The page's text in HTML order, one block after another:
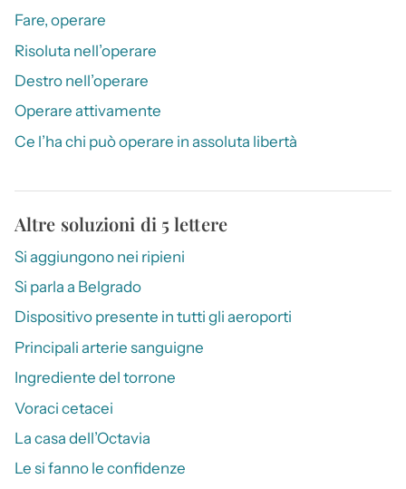
Fare, operare
Risoluta nell’operare
Destro nell’operare
Operare attivamente
Ce l’ha chi può operare in assoluta libertà
Altre soluzioni di 5 lettere
Si aggiungono nei ripieni
Si parla a Belgrado
Dispositivo presente in tutti gli aeroporti
Principali arterie sanguigne
Ingrediente del torrone
Voraci cetacei
La casa dell’Octavia
Le si fanno le confidenze